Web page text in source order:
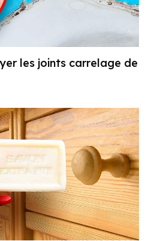
les joints carrelage de